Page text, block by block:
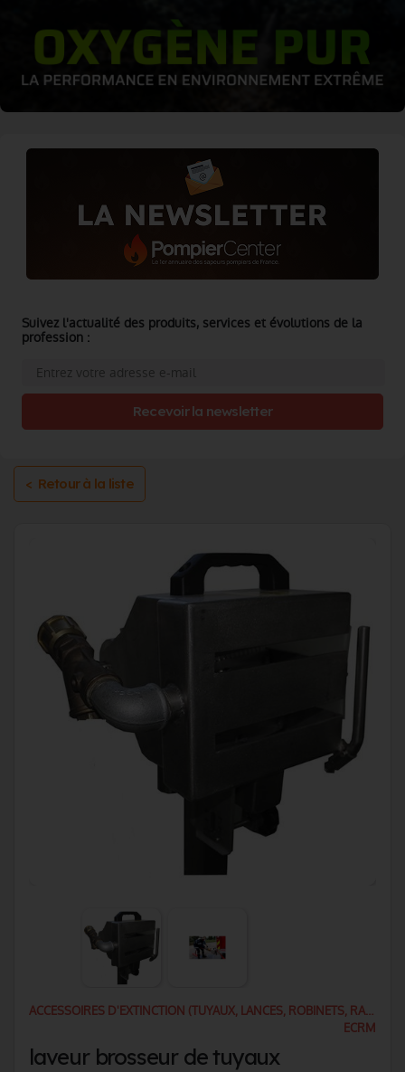
< Retour à la liste
ACCESSOIRES D'EXTINCTION (TUYAUX, LANCES, ROBINETS, RACCORDS)
ECRM
laveur brosseur de tuyaux
Suivez l'actualité des produits, services et évolutions de la
profession :
Recevoir la newsletter